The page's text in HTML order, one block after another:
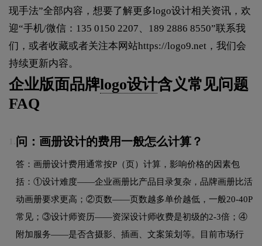
现手法”全部内容，想要了解更多logo设计相关资讯，欢
迎“手机/微信：135 0150 2207、189 2886 8550”联系我
们，或者收藏或者关注本网站https://logo9.net ，我们会
持续更新内容。
企业版面品牌logo设计含义常见问题
FAQ
问：画册设计的费用一般怎么计算？
答：画册设计费用通常按P（页）计算，影响价格的因素包
括：①设计难度——企业画册比产品目录复杂，品牌画册比活
动画册要求更高；②页数——页数越多单价越低，一般20-40P
常见；③设计师资历——资深设计师收费是初级的2-3倍；④
附加服务——是否含摄影、插画、文案策划等。目前市场行